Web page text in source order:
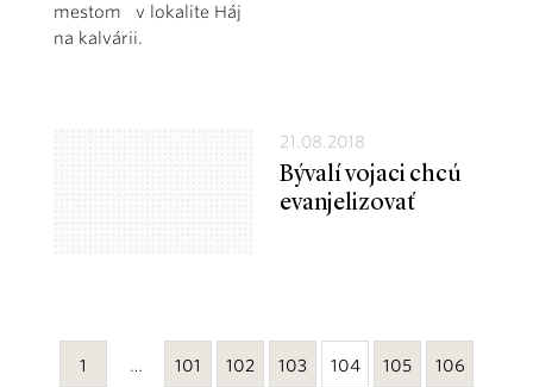
mestom v lokalite Háj
na kalvárii.
21.08.2018
Bývalí vojaci chcú
evanjelizovať
1 … 101 102 103 104 105 106